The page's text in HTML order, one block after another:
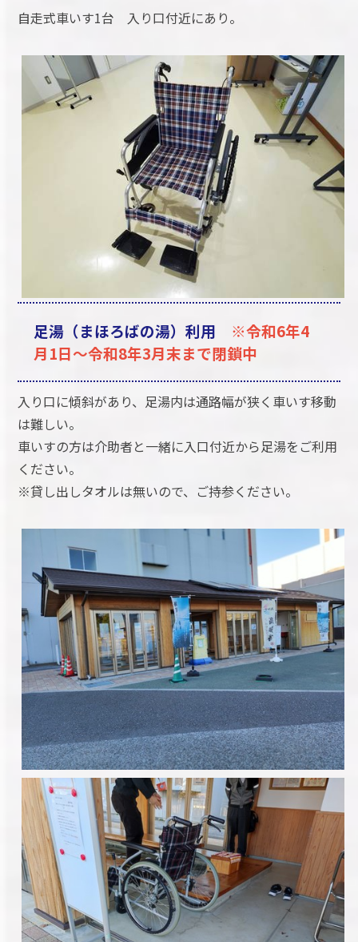
自走式車いす1台 入り口付近にあり。
足湯（まほろばの湯）利用 ※令和6年4
月1日～令和8年3月末まで閉鎖中
入り口に傾斜があり、足湯内は通路幅が狭く車いす移動
は難しい。
車いすの方は介助者と一緒に入口付近から足湯をご利用
ください。
※貸し出しタオルは無いので、ご持参ください。